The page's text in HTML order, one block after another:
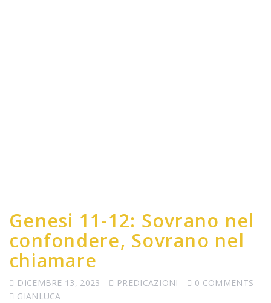
Genesi 11-12: Sovrano nel
confondere, Sovrano nel
chiamare
DICEMBRE 13, 2023 PREDICAZIONI
0 COMMENTS
GIANLUCA